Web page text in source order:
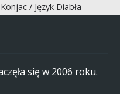
Konjac / Język Diabła
się w 2006 roku.